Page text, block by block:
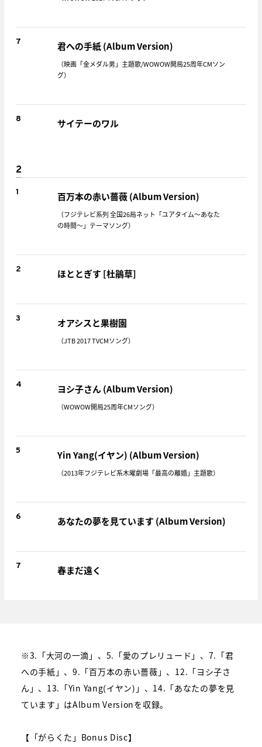
7 君への手紙 (Album Version)
（映画「金メダル男」主題歌/WOWOW開局25周年CMソン
グ）
8 サイテーのワル
2
1 百万本の赤い薔薇 (Album Version)
（フジテレビ系列 全国26局ネット「ユアタイム～あなた
の時間～」テーマソング）
2 ほととぎす [杜鵑草]
3 オアシスと果樹園
（JTB 2017 TVCMソング）
4 ヨシ子さん (Album Version)
（WOWOW開局25周年CMソング）
5 Yin Yang(イヤン) (Album Version)
（2013年フジテレビ系木曜劇場「最高の離婚」主題歌）
6 あなたの夢を見ています (Album Version)
7 春まだ遠く
※3.「大河の一滴」、5.「愛のプレリュード」、7.「君
への手紙」、9.「百万本の赤い薔薇」、12.「ヨシ子さ
ん」、13.「Yin Yang(イヤン)」、14.「あなたの夢を見
ています」はAlbum Versionを収録。
【「がらくた」Bonus Disc】